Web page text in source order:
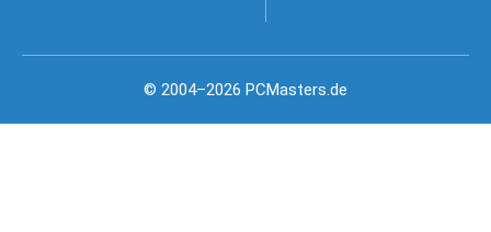
© 2004–2026 PCMasters.de